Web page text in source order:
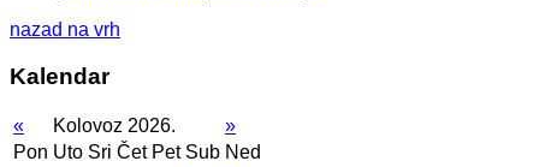
nazad na vrh
Kalendar
« Kolovoz 2026.
»
Pon Uto Sri Čet Pet Sub Ned